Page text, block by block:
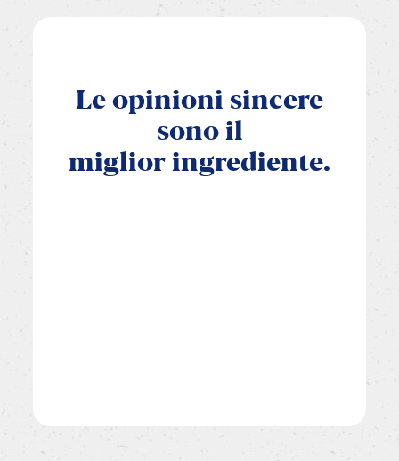
Le opinioni sincere
sono il
miglior ingrediente.